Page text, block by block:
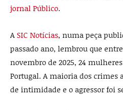
jornal Público.
A SIC Notícias, numa peça
passado ano, lembrou que
novembro de 2025, 24
Portugal. A maioria dos crimes
de intimidade e o agressor foi